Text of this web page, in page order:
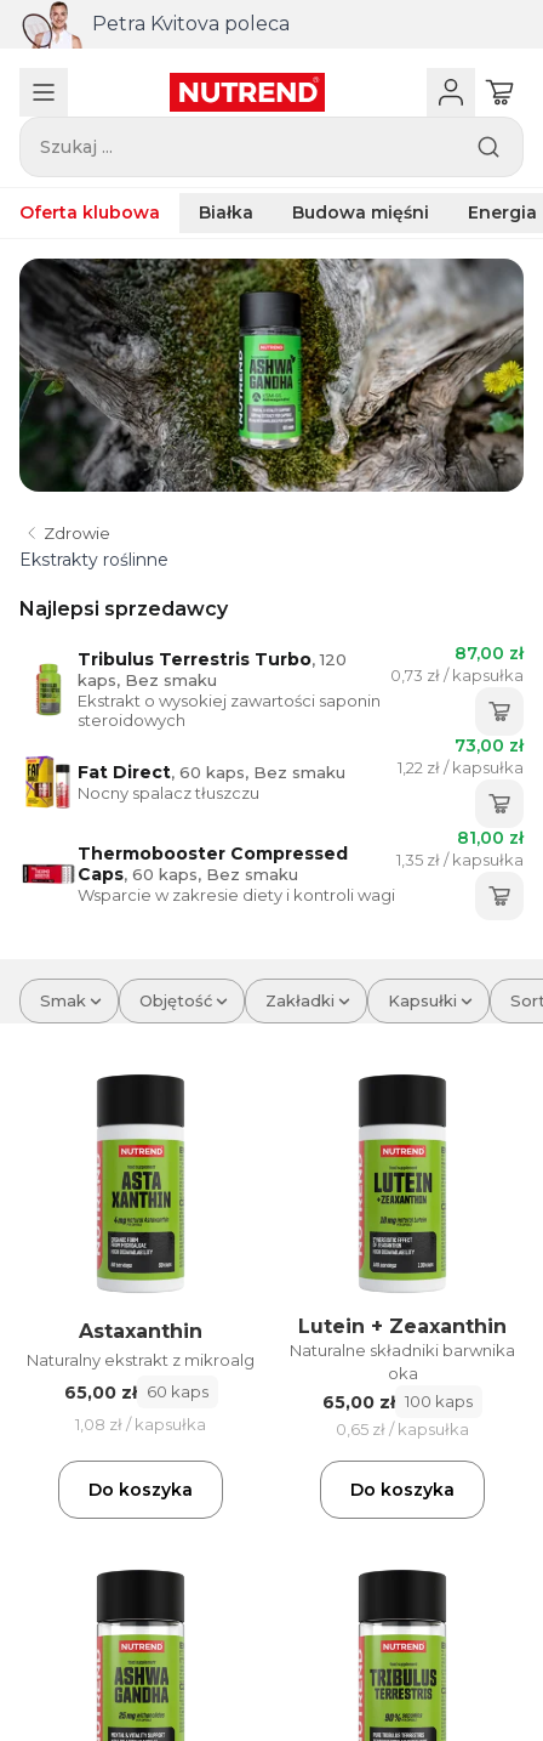
Petra Kvitova poleca
Szukaj ...
Oferta klubowa Białka Budowa mięśni Energia
Zdrowie
Ekstrakty roślinne
Najlepsi sprzedawcy
Tribulus Terrestris Turbo, 120
kaps, Bez smaku
Ekstrakt o wysokiej zawartości saponin
steroidowych
87,00 zł
0,73 zł / kapsułka
Fat Direct, 60 kaps, Bez smaku
Nocny spalacz tłuszczu
73,00 zł
1,22 zł / kapsułka
Thermobooster Compressed
Caps, 60 kaps, Bez smaku
Wsparcie w zakresie diety i kontroli wagi
81,00 zł
1,35 zł / kapsułka
Smak Objętość Zakładki Kapsułki
Astaxanthin
Naturalny ekstrakt z mikroalg
65,00 zł 60 kaps
1,08 zł / kapsułka
Do koszyka
Lutein + Zeaxanthin
Naturalne składniki barwnika
oka
65,00 zł 100 kaps
0,65 zł / kapsułka
Do koszyka